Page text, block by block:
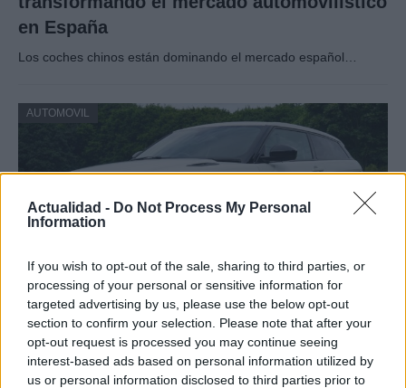
Actualidad - Do Not Process My Personal
Information
If you wish to opt-out of the sale, sharing to third parties, or
processing of your personal or sensitive information for
targeted advertising by us, please use the below opt-out
section to confirm your selection. Please note that after your
opt-out request is processed you may continue seeing
interest-based ads based on personal information utilized by
us or personal information disclosed to third parties prior to
en España
Los coches chinos están dominando el mercado español…
AUTOMOVIL
Los coches más buscados
Con el objetivo de determinar cuáles son…